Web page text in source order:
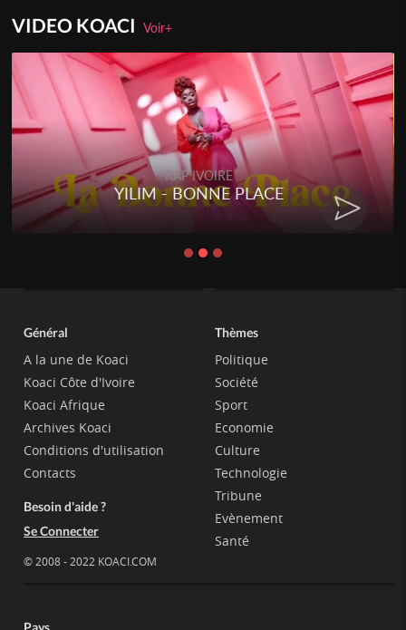
VIDEO KOACIVoir+
RAP IVOIRE
YILIM - BONNE PLACE
Général
A la une de Koaci
Koaci Côte d'Ivoire
Koaci Afrique
Archives Koaci
Conditions d'utilisation
Contacts
Besoin d'aide ?
Se Connecter
© 2008 - 2022 KOACI.COM
Thèmes
Politique
Société
Sport
Economie
Culture
Technologie
Tribune
Evènement
Santé
Pays